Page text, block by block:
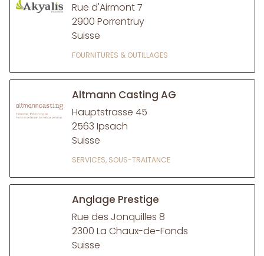
Rue d'Airmont 7
2900 Porrentruy
Suisse
FOURNITURES & OUTILLAGES
Altmann Casting AG
Hauptstrasse 45
2563 Ipsach
Suisse
SERVICES, SOUS-TRAITANCE
Anglage Prestige
Rue des Jonquilles 8
2300 La Chaux-de-Fonds
Suisse